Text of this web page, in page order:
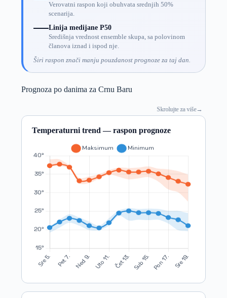
Verovatni raspon koji obuhvata srednjih 50%
scenarija.
Linija medijane P50
Središnja vrednost ensemble skupa, sa polovinom
članova iznad i ispod nje.
Širi raspon znači manju pouzdanost prognoze za taj dan.
Prognoza po danima za Crnu Baru
Skrolujte za više→
Temperaturni trend — raspon prognoze